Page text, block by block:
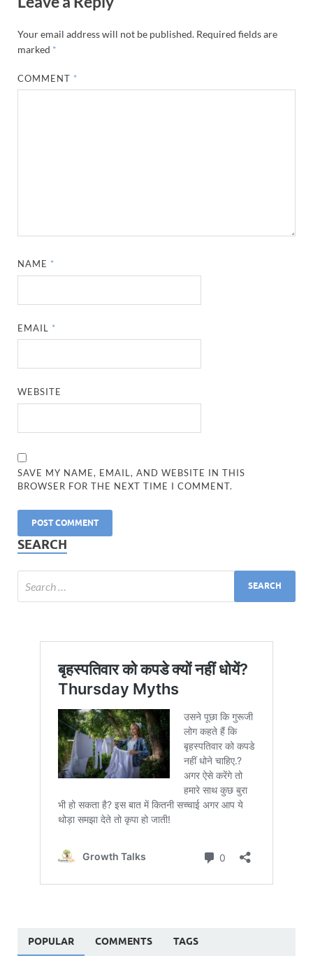
Your email address will not be published. Required fields are
marked *
COMMENT *
NAME *
EMAIL *
WEBSITE
SAVE MY NAME, EMAIL, AND WEBSITE IN THIS
BROWSER FOR THE NEXT TIME I COMMENT.
SEARCH
POPULAR COMMENTS TAGS